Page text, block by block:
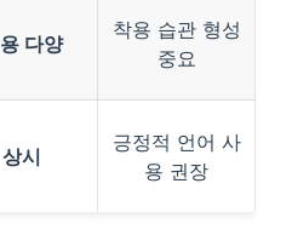
다양
착용 습관 형성
중요
상시
긍정적 언어 사
용 권장